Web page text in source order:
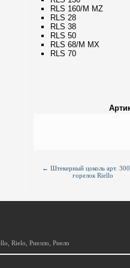
RLS 160/M MZ
RLS 28
RLS 38
RLS 50
RLS 68/M MX
RLS 70
← Штекерный цоколь арт.
горелок Riello
Rielo, Риелло, Риело